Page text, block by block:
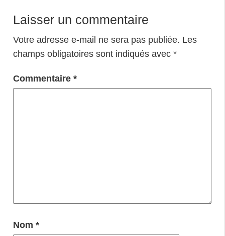
Laisser un commentaire
Votre adresse e-mail ne sera pas publiée. Les
champs obligatoires sont indiqués avec *
Commentaire *
Nom *